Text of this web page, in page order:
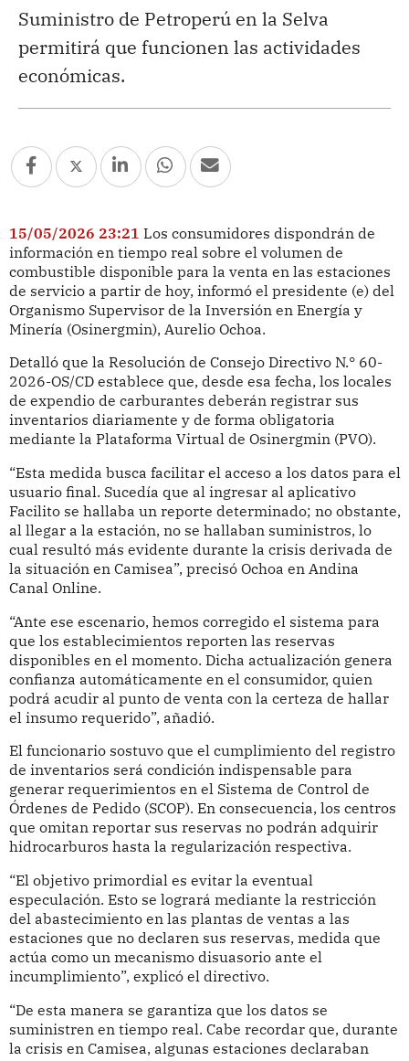
Suministro de Petroperú en la Selva
permitirá que funcionen las actividades
económicas.
15/05/2026 23:21 Los consumidores dispondrán de
información en tiempo real sobre el volumen de
combustible disponible para la venta en las estaciones
de servicio a partir de hoy, informó el presidente (e) del
Organismo Supervisor de la Inversión en Energía y
Minería (Osinergmin), Aurelio Ochoa.
Detalló que la Resolución de Consejo Directivo N.° 60-
2026-OS/CD establece que, desde esa fecha, los locales
de expendio de carburantes deberán registrar sus
inventarios diariamente y de forma obligatoria
mediante la Plataforma Virtual de Osinergmin (PVO).
“Esta medida busca facilitar el acceso a los datos para el
usuario final. Sucedía que al ingresar al aplicativo
Facilito se hallaba un reporte determinado; no obstante,
al llegar a la estación, no se hallaban suministros, lo
cual resultó más evidente durante la crisis derivada de
la situación en Camisea”, precisó Ochoa en Andina
Canal Online.
“Ante ese escenario, hemos corregido el sistema para
que los establecimientos reporten las reservas
disponibles en el momento. Dicha actualización genera
confianza automáticamente en el consumidor, quien
podrá acudir al punto de venta con la certeza de hallar
el insumo requerido”, añadió.
El funcionario sostuvo que el cumplimiento del registro
de inventarios será condición indispensable para
generar requerimientos en el Sistema de Control de
Órdenes de Pedido (SCOP). En consecuencia, los centros
que omitan reportar sus reservas no podrán adquirir
hidrocarburos hasta la regularización respectiva.
“El objetivo primordial es evitar la eventual
especulación. Esto se logrará mediante la restricción
del abastecimiento en las plantas de ventas a las
estaciones que no declaren sus reservas, medida que
actúa como un mecanismo disuasorio ante el
incumplimiento”, explicó el directivo.
“De esta manera se garantiza que los datos se
suministren en tiempo real. Cabe recordar que, durante
la crisis en Camisea, algunas estaciones declaraban